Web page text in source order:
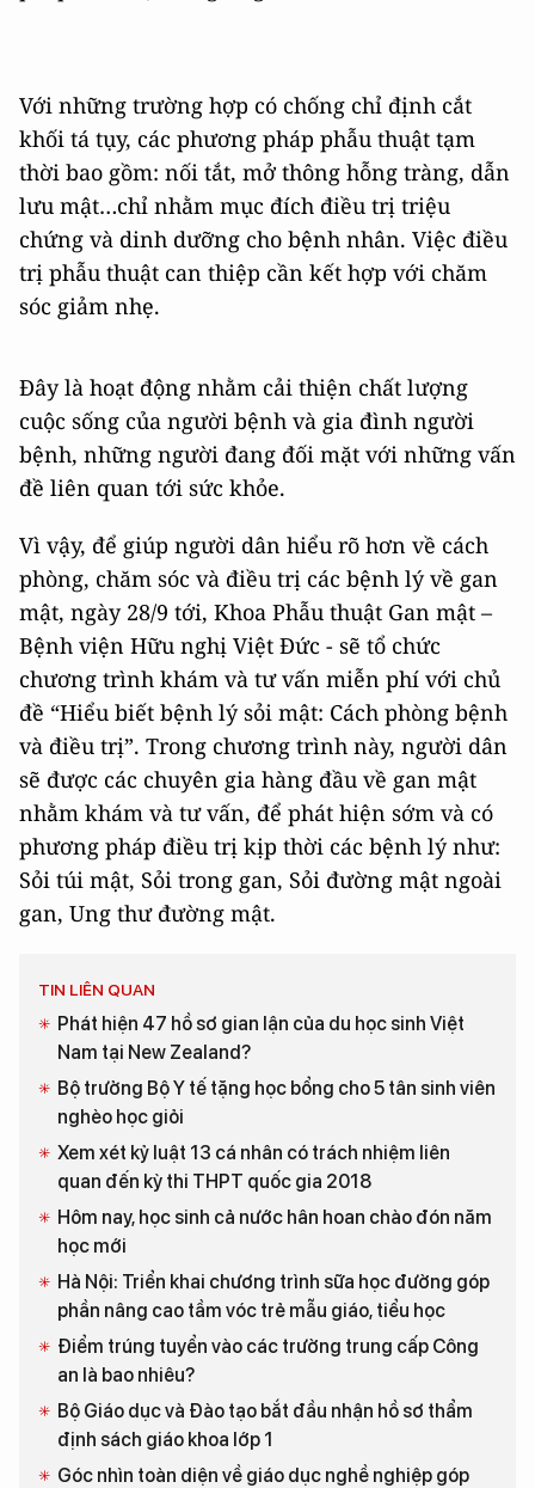
Với những trường hợp có chống chỉ định cắt
khối tá tụy, các phương pháp phẫu thuật tạm
thời bao gồm: nối tắt, mở thông hỗng tràng, dẫn
lưu mật…chỉ nhằm mục đích điều trị triệu
chứng và dinh dưỡng cho bệnh nhân. Việc điều
trị phẫu thuật can thiệp cần kết hợp với chăm
sóc giảm nhẹ.
Đây là hoạt động nhằm cải thiện chất lượng
cuộc sống của người bệnh và gia đình người
bệnh, những người đang đối mặt với những vấn
đề liên quan tới sức khỏe.
Vì vậy, để giúp người dân hiểu rõ hơn về cách
phòng, chăm sóc và điều trị các bệnh lý về gan
mật, ngày 28/9 tới, Khoa Phẫu thuật Gan mật –
Bệnh viện Hữu nghị Việt Đức - sẽ tổ chức
chương trình khám và tư vấn miễn phí với chủ
đề “Hiểu biết bệnh lý sỏi mật: Cách phòng bệnh
và điều trị”. Trong chương trình này, người dân
sẽ được các chuyên gia hàng đầu về gan mật
nhằm khám và tư vấn, để phát hiện sớm và có
phương pháp điều trị kịp thời các bệnh lý như:
Sỏi túi mật, Sỏi trong gan, Sỏi đường mật ngoài
gan, Ung thư đường mật.
TIN LIÊN QUAN
Phát hiện 47 hồ sơ gian lận của du học sinh Việt
Nam tại New Zealand?
Bộ trưởng Bộ Y tế tặng học bổng cho 5 tân sinh viên
nghèo học giỏi
Xem xét kỷ luật 13 cá nhân có trách nhiệm liên
quan đến kỳ thi THPT quốc gia 2018
Hôm nay, học sinh cả nước hân hoan chào đón năm
học mới
Hà Nội: Triển khai chương trình sữa học đường góp
phần nâng cao tầm vóc trẻ mẫu giáo, tiểu học
Điểm trúng tuyển vào các trường trung cấp Công
an là bao nhiêu?
Bộ Giáo dục và Đào tạo bắt đầu nhận hồ sơ thẩm
định sách giáo khoa lớp 1
Góc nhìn toàn diện về giáo dục nghề nghiệp góp